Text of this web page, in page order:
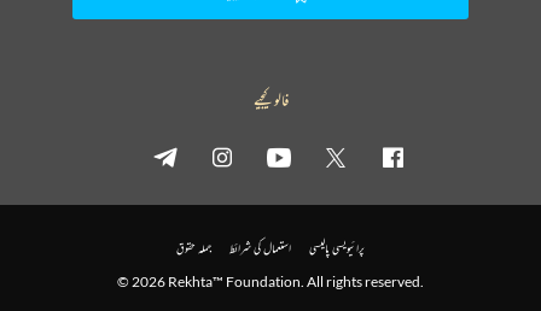
فالو کیجیے
پرائیویسی پالیسی استعمال کی شرائط جملہ حقوق
© 2026 Rekhta™ Foundation. All rights reserved.